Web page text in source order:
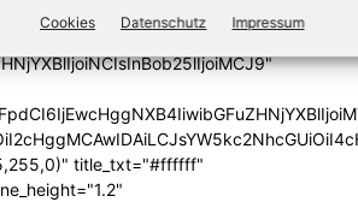
Cookies Datenschutz Impressum
show_author1="none"
title_txt="#ffffff"